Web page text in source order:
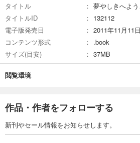
タイトル
夢やしきへよ
タイトルID
132112
電子版発売日
2011年11月11日
コンテンツ形式
.book
サイズ(目安)
37MB
閲覧環境
作品・作者をフォローする
新刊やセール情報をお知らせします。